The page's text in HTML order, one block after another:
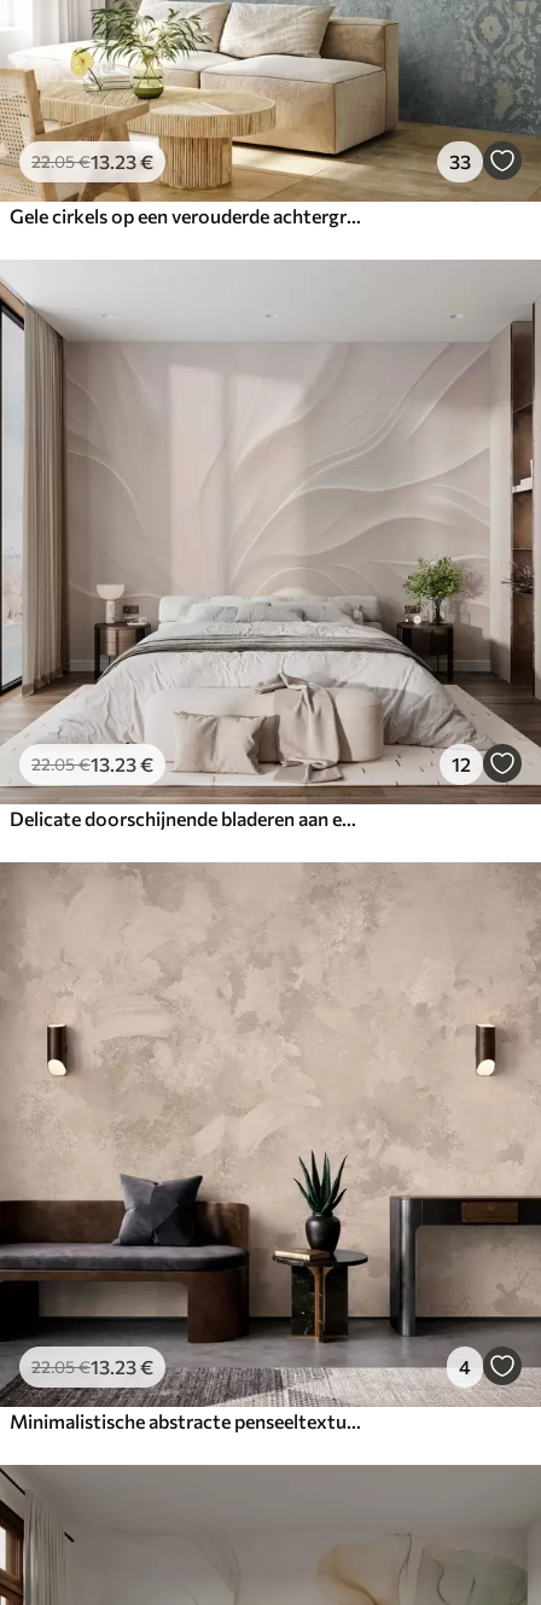
22.05€13 .23€ 33
22.05€13 .23€ 12
22.05€13 .23€ 4